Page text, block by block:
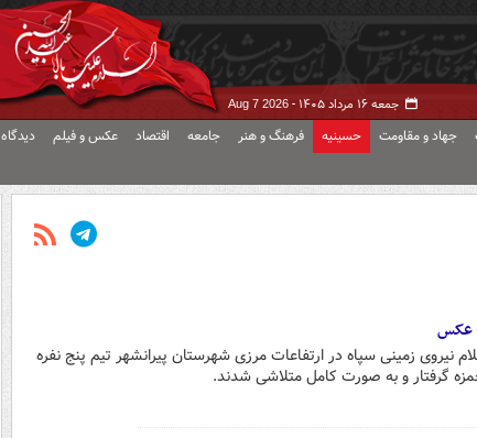
جمعه ۱۶ مرداد ۱۴۰۵ - Aug 7 2026
جهاد و مقاومت حسینیه فرهنگ و هنر جامعه اقتصاد عکس و فیلم دیدگاه
عکس
نیروی زمینی سپاه در ارتفاعات مرزی شهرستان پیرانشهر تیم پنج نفره
گرفتار و به صورت کامل متلاشی شدند.